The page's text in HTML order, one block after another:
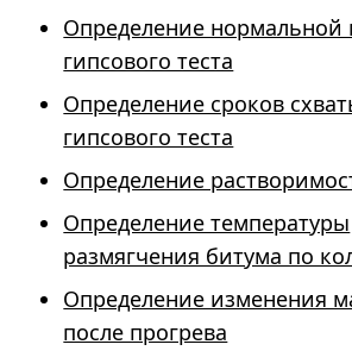
Определение нормальной
гипсового теста
Определение сроков
гипсового теста
Определение
Определение температуры
размягчения битума по
Определение изменения
после прогрева